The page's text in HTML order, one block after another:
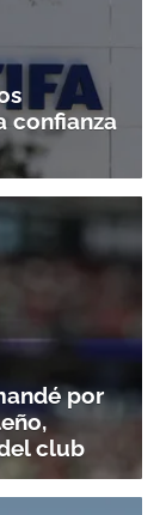
confianza
por
club